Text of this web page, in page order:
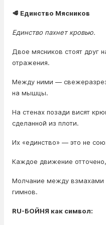
🥩 Единство Мясников
Единство пахнет кровью.
Двое мясников стоят друг
отражения.
Между ними —
на мышцы.
На стенах позади висят
сделанной из плоти.
Их «единство» — это не
Каждое движение
Молчание между взмахами
гимнов.
RU-БОЙНЯ как символ: